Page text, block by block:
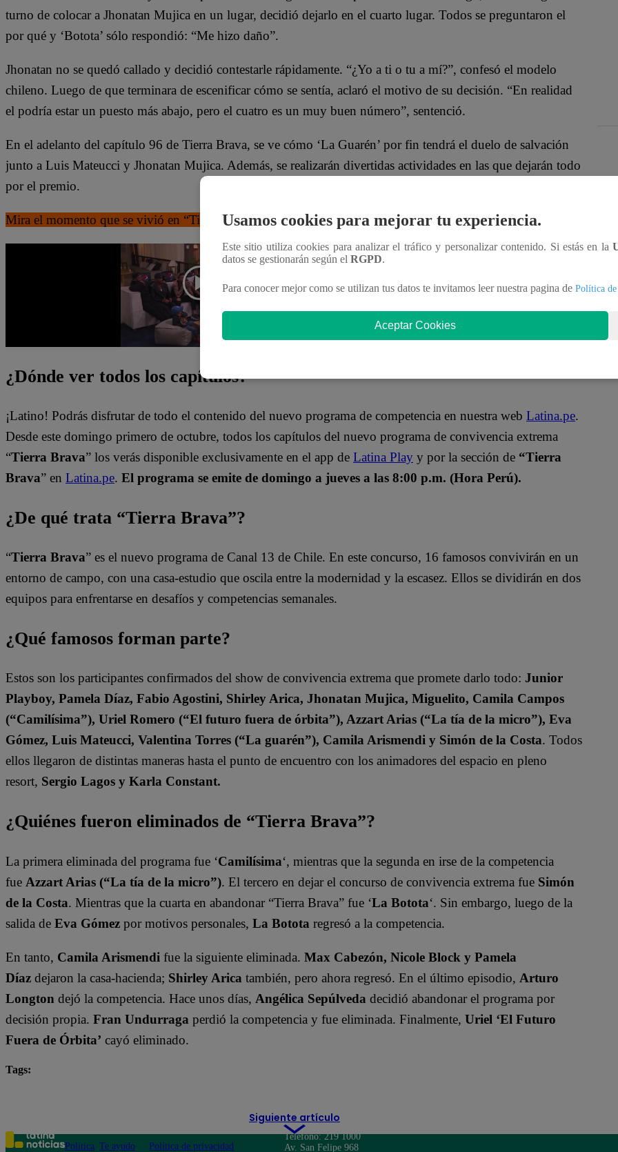
turno de colocar a Jhonatan Mujica en un lugar, decidió dejarlo en el cuarto lugar. Todos se preguntaron el
por qué y ‘Botota’ sólo respondió: “Me hizo daño”.
Jhonatan no se quedó callado y decidió contestarle rápidamente. “¿Yo a ti o tu a mí?”, confesó el modelo
chileno. Luego de que terminara de escenificar cómo se sentía, aclaró el motivo de su decisión. “En realidad
el podría estar un puesto más abajo, pero el cuatro es un muy buen número”, sentenció.
En el adelanto del capítulo 96 de Tierra Brava, se ve cómo ‘La Guarén’ por fin tendrá el duelo de salvación
junto a Luis Mateucci y Jhonatan Mujica. Además, se realizarán divertidas actividades en las que dejarán todo
por el premio.
Mira el momento que se vivió en “Tierra Brava” dándole clic al video:
¿Dónde ver todos los capítulos?
¡Latino! Podrás disfrutar de todo el contenido del nuevo programa de competencia en nuestra web Latina.pe.
Desde este domingo primero de octubre, todos los capítulos del nuevo programa de convivencia extrema
“Tierra Brava” los verás disponible exclusivamente en el app de Latina Play y por la sección de “Tierra
Brava” en Latina.pe. El programa se emite de domingo a jueves a las 8:00 p.m. (Hora Perú).
¿De qué trata “Tierra Brava”?
“Tierra Brava” es el nuevo programa de Canal 13 de Chile. En este concurso, 16 famosos convivirán en un
entorno de campo, con una casa-estudio que oscila entre la modernidad y la escasez. Ellos se dividirán en dos
equipos para enfrentarse en desafíos y competencias semanales.
¿Qué famosos forman parte?
Estos son los participantes confirmados del show de convivencia extrema que promete darlo todo: Junior
Playboy, Pamela Díaz, Fabio Agostini, Shirley Arica, Jhonatan Mujica, Miguelito, Camila Campos
(“Camilísima”), Uriel Romero (“El futuro fuera de órbita”), Azzart Arias (“La tía de la micro”), Eva
Gómez, Luis Mateucci, Valentina Torres (“La guarén”), Camila Arismendi y Simón de la Costa. Todos
ellos llegaron de distintas maneras hasta el punto de encuentro con los animadores del espacio en pleno
resort, Sergio Lagos y Karla Constant.
¿Quiénes fueron eliminados de “Tierra Brava”?
La primera eliminada del programa fue ‘Camilísima‘, mientras que la segunda en irse de la competencia
fue Azzart Arias (“La tía de la micro”). El tercero en dejar el concurso de convivencia extrema fue Simón
de la Costa. Mientras que la cuarta en abandonar “Tierra Brava” fue ‘La Botota‘. Sin embargo, luego de la
salida de Eva Gómez por motivos personales, La Botota regresó a la competencia.
En tanto, Camila Arismendi fue la siguiente eliminada. Max Cabezón, Nicole Block y Pamela
Díaz dejaron la casa-hacienda; Shirley Arica también, pero ahora regresó. En el último episodio, Arturo
Longton dejó la competencia. Hace unos días, Angélica Sepúlveda decidió abandonar el programa por
decisión propia. Fran Undurraga perdió la competencia y fue eliminada. Finalmente, Uriel ‘El Futuro
Fuera de Órbita’ cayó eliminado.
Tags:
Siguiente artículo
Usamos cookies para mejorar tu experiencia.
Este sitio utiliza cookies para analizar el tráfico y personalizar contenido. Si estás en la
datos se gestionarán según el RGPD.
Para conocer mejor como se utilizan tus datos te invitamos leer nuestra pagina de Política
Aceptar Cookies
Política Te ayudo Política de privacidad
Teléfono: 219 1000
Av. San Felipe 968